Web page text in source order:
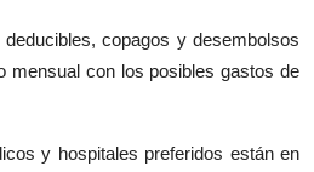
copagos y desembolsos
mensual con los posibles gastos de
y hospitales preferidos están en